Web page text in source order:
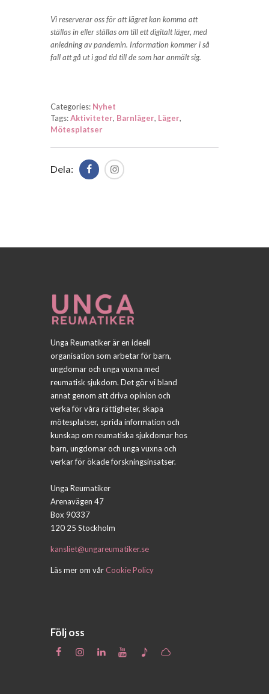
Vi reserverar oss för att lägret kan komma att
ställas in eller ställas om till ett digitalt läger, med
anledning av pandemin. Information kommer i så
fall att gå ut i god tid till de som har anmält sig.
Categories: Nyhet
Tags:Aktiviteter, Barnläger, Läger,
Mötesplatser
Dela:
Unga Reumatiker är en ideell
organisation som arbetar för barn,
ungdomar och unga vuxna med
reumatisk sjukdom. Det gör vi bland
annat genom att driva opinion och
verka för våra rättigheter, skapa
mötesplatser, sprida information och
kunskap om reumatiska sjukdomar hos
barn, ungdomar och unga vuxna och
verkar för ökade forskningsinsatser.
Unga Reumatiker
Arenavägen 47
Box 90337
120 25 Stockholm
kansliet@ungareumatiker.se
Läs mer om vårCookie Policy
Följ oss